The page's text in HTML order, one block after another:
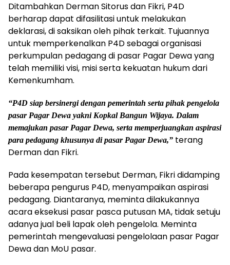
Ditambahkan Derman Sitorus dan Fikri, P4D
berharap dapat difasilitasi untuk melakukan
deklarasi, di saksikan oleh pihak terkait. Tujuannya
untuk memperkenalkan P4D sebagai organisasi
perkumpulan pedagang di pasar Pagar Dewa yang
telah memiliki visi, misi serta kekuatan hukum dari
Kemenkumham.
“P4D siap bersinergi dengan pemerintah serta pihak pengelola
pasar Pagar Dewa yakni Kopkal Bangun Wijaya. Dalam
memajukan pasar Pagar Dewa, serta memperjuangkan aspirasi
para pedagang khusunya di pasar Pagar Dewa,” terang
Derman dan Fikri.
Pada kesempatan tersebut Derman, Fikri didamping
beberapa pengurus P4D, menyampaikan aspirasi
pedagang. Diantaranya, meminta dilakukannya
acara eksekusi pasar pasca putusan MA, tidak setuju
adanya jual beli lapak oleh pengelola. Meminta
pemerintah mengevaluasi pengelolaan pasar Pagar
Dewa dan MoU pasar.